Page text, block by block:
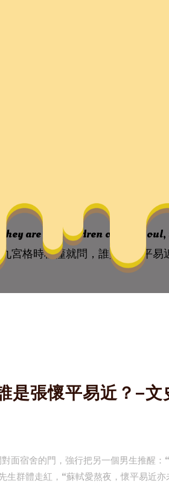
問，誰是張
網
they are the children of your
九宮格時租懂就問，誰是張懷平
是張懷平易近？–
面宿舍的門，強行把另一個男生推醒：
群體走紅，“蘇軾愛熬夜，懷平易近亦